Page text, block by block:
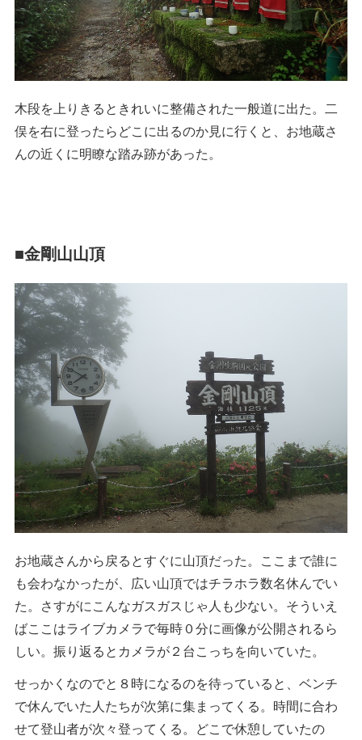
木段を上りきるときれいに整備された一般道に出た。二
俣を右に登ったらどこに出るのか見に行くと、お地蔵さ
んの近くに明瞭な踏み跡があった。
■金剛山山頂
お地蔵さんから戻るとすぐに山頂だった。ここまで誰に
も会わなかったが、広い山頂ではチラホラ数名休んでい
た。さすがにこんなガスガスじゃ人も少ない。そういえ
ばここはライブカメラで毎時０分に画像が公開されるら
しい。振り返るとカメラが２台こっちを向いていた。
せっかくなのでと８時になるのを待っていると、ベンチ
で休んでいた人たちが次第に集まってくる。時間に合わ
せて登山者が次々登ってくる。どこで休憩していたの